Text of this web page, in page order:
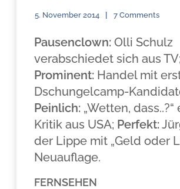
5. November 2014 7 Comments
Pausenclown: Olli Schulz
verabschiedet sich aus TV;
Prominent: Handel mit
Dschungelcamp-
Peinlich: „Wetten,
Kritik aus USA; Perfekt:
der Lippe mit „Geld oder
Neuauflage.
FERNSEHEN